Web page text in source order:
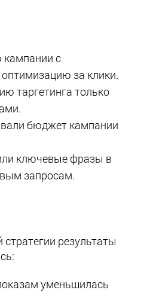
кампании с
за клики.
таргетинга только
бюджет кампании
ключевые фразы в
запросам.
результаты
уменьшилась